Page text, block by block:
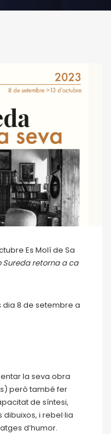
Es Molí de Sa
Sureda retorna a ca
dia 8 de setembre a
la seva obra
però també fer
de síntesi,
i rebel·lia
d’humor.